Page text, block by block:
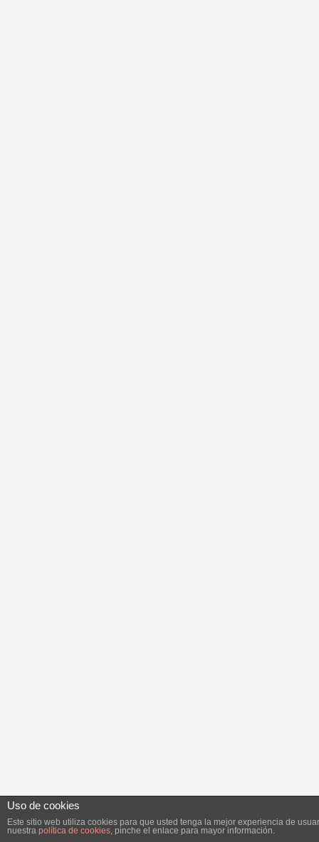
Uso de cookies
Este sitio web utiliza cookies para que usted tenga la mejor experiencia de
nuestra política de cookies, pinche el enlace para mayor información.